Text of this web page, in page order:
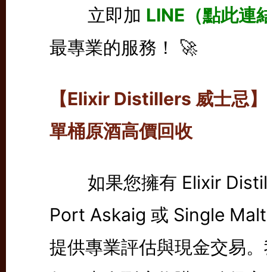
立即加 LINE（點此連
最專業的服務！ 🚀
【Elixir Distillers 威士忌
單桶原酒高價回收
如果您擁有 Elixir
Port Askaig 或 Single
提供專業評估與現金交易